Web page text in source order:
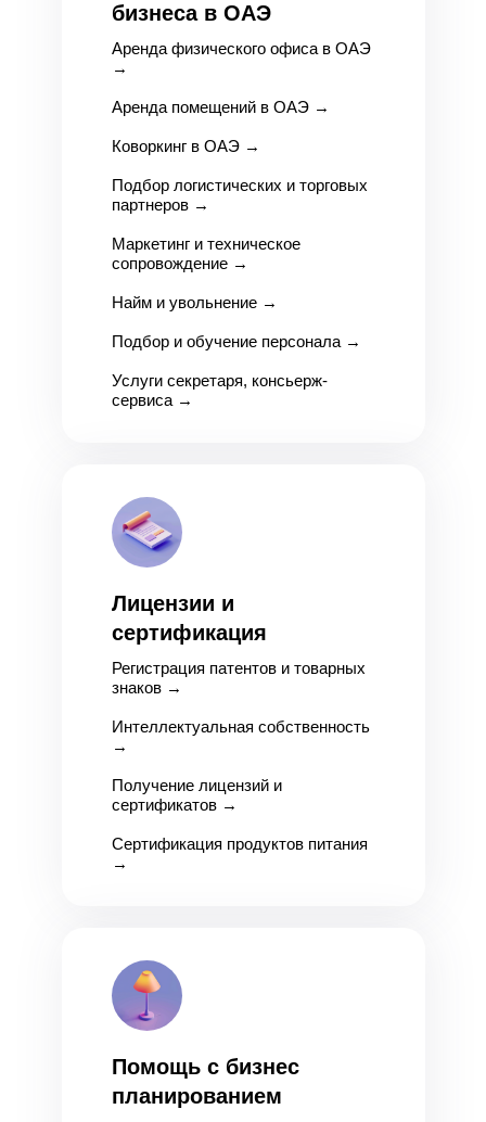
бизнеса в ОАЭ
Аренда физического офиса в ОАЭ
→
Аренда помещений в ОАЭ →
Коворкинг в ОАЭ →
Подбор логистических и торговых
партнеров →
Маркетинг и техническое
сопровождение →
Найм и увольнение →
Подбор и обучение персонала →
Услуги секретаря, консьерж-
сервиса →
Лицензии и
сертификация
Регистрация патентов и товарных
знаков →
Интеллектуальная собственность
→
Получение лицензий и
сертификатов →
Сертификация продуктов питания
→
Помощь с бизнес
планированием